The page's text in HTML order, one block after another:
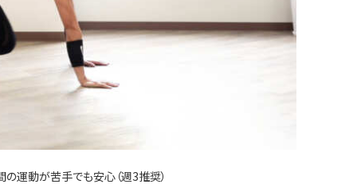
運動が苦手でも安心（週3推奨）